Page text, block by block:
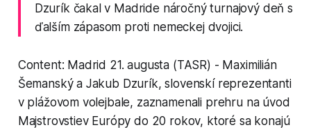
Dzurík čakal v Madride náročný turnajový deň s
ďalším zápasom proti nemeckej dvojici.
Content: Madrid 21. augusta (TASR) - Maximilián
Šemanský a Jakub Dzurík, slovenskí reprezentanti
v plážovom volejbale, zaznamenali prehru na úvod
Majstrovstiev Európy do 20 rokov, ktoré sa konajú